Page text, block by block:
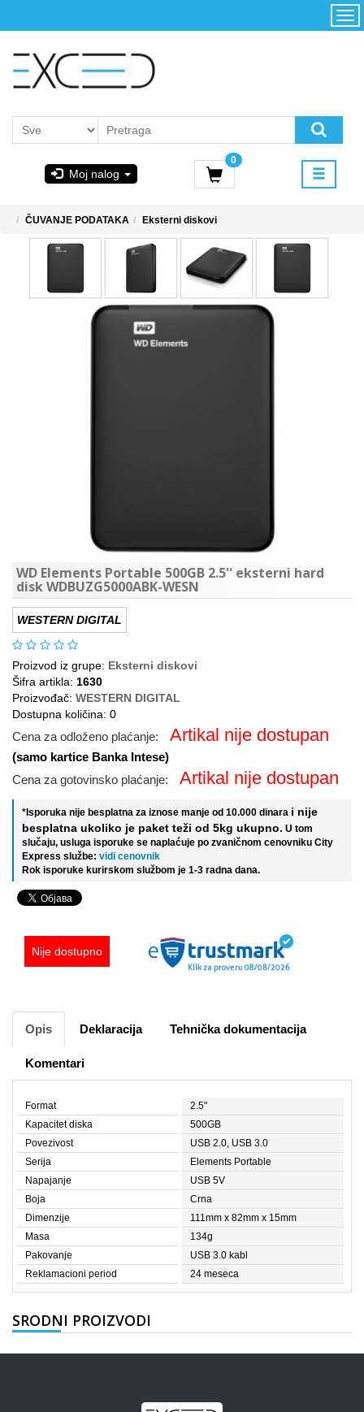
Moj nalog
0
Početna
korišćenja i
PoweredByAsus
MICROSOFT
ČUVANJE PODATAKA Eksterni diskovi
WD Elements Portable 500GB 2.5'' eksterni hard
disk WDBUZG5000ABK-WESN
WESTERN DIGITAL
Proizvod iz grupe: Eksterni diskovi
Šifra artikla: 1630
Proizvođač: WESTERN DIGITAL
Dostupna količina: 0
Cena za odloženo plaćanje: Artikal nije dostupan
(samo kartice Banka Intese)
Cena za gotovinsko plaćanje:
Artikal nije dostupan
*Isporuka nije besplatna za iznose manje od 10.000 dinara i nije
besplatna ukoliko je paket teži od 5kg ukupno. U tom
slučaju, usluga isporuke se naplaćuje po zvaničnom cenovniku City
Express službe: vidi cenovnik
Rok isporuke kurirskom službom je 1-3 radna dana.
Nije dostupno
Opis Deklaracija Tehnička dokumentacija
Komentari
Format
2.5"
Kapacitet diska
500GB
Povezivost
USB 2.0, USB 3.0
Serija
Elements Portable
Napajanje
USB 5V
Boja
Crna
Dimenzije
111mm x 82mm x 15mm
Masa
134g
Pakovanje
USB 3.0 kabl
Reklamacioni period
24 meseca
SRODNI PROIZVODI